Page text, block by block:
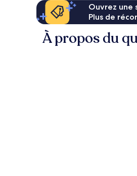
Ouvrez une
Plus de
À propos du